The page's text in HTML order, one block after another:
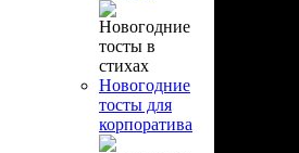
Новогодние
тосты для
корпоратива